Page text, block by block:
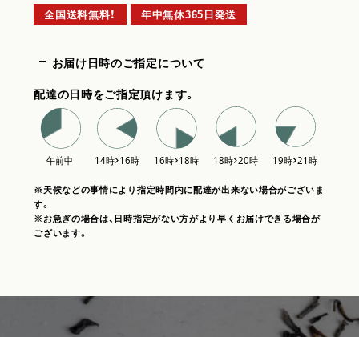
全国送料無料！ 年中無休365日発送
お届け日時のご指定について
配達の日時をご指定頂けます。
※天候などの事情により指定時間内に配達が出来ない場合がございま
す。
※お急ぎの場合は、日時指定がない方がより早くお届けできる場合が
ございます。